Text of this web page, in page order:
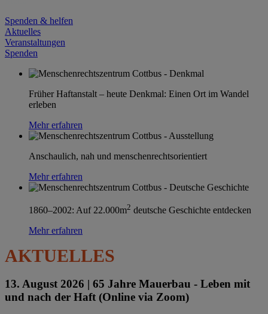
Spenden & helfen
Aktuelles
Veranstaltungen
Spenden
Früher Haftanstalt – heute Denkmal: Einen Ort im Wandel
erleben
Mehr erfahren
Anschaulich, nah und menschenrechtsorientiert
Mehr erfahren
1860–2002: Auf 22.000m2 deutsche Geschichte entdecken
Mehr erfahren
AKTUELLES
13. August 2026 | 65 Jahre Mauerbau - Leben mit
und nach der Haft (Online via Zoom)